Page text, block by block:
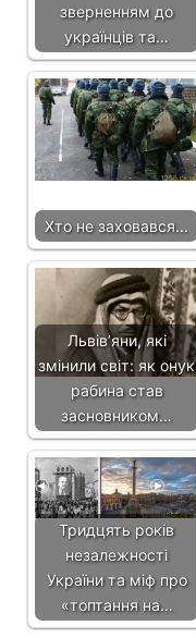
зверненням до
українців та…
Хто не заховався...
Львівʼяни, які
змінили світ: як онук
рабина став
засновником…
Тридцять років
незалежності
України та міф про
«топтання на…